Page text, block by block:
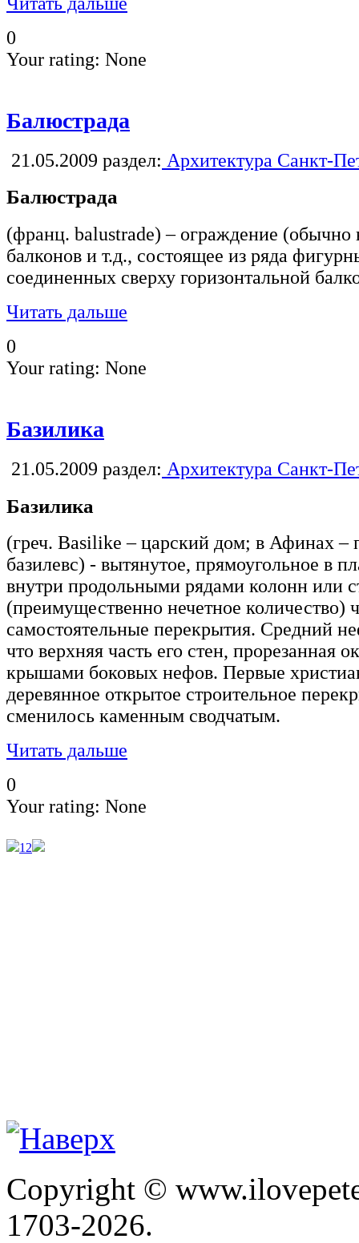
0
Your rating: None
Балюстрада
21.05.2009 раздел: Архитектура Санкт-
Балюстрада
(франц. balustrade) – ограждение (обычно
балконов и т.д., состоящее из ряда
соединенных сверху горизонтальной
Читать дальше
0
Your rating: None
Базилика
21.05.2009 раздел: Архитектура Санкт-
Базилика
(греч. Basilike – царский дом; в Афинах –
базилевс) - вытянутое, прямоугольное в
внутри продольными рядами колонн или
(преимущественно нечетное
самостоятельные перекрытия. Средний
что верхняя часть его стен, прорезанная
крышами боковых нефов. Первые
деревянное открытое строительное
сменилось каменным сводчатым.
Читать дальше
0
Your rating: None
1 2
Copyright ©
1703-2026.